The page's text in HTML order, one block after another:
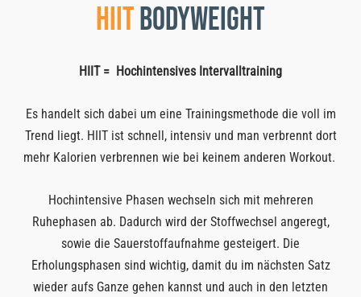
HIITBodyweight
HIIT = Hochintensives Intervalltraining
Es handelt sich dabei um eine Trainingsmethode die voll im
Trend liegt. HIIT ist schnell, intensiv und man verbrennt dort
mehr Kalorien verbrennen wie bei keinem anderen Workout.
Hochintensive Phasen wechseln sich mit mehreren
Ruhephasen ab. Dadurch wird der Stoffwechsel angeregt,
sowie die Sauerstoffaufnahme gesteigert. Die
Erholungsphasen sind wichtig, damit du im nächsten Satz
wieder aufs Ganze gehen kannst und auch in den letzten